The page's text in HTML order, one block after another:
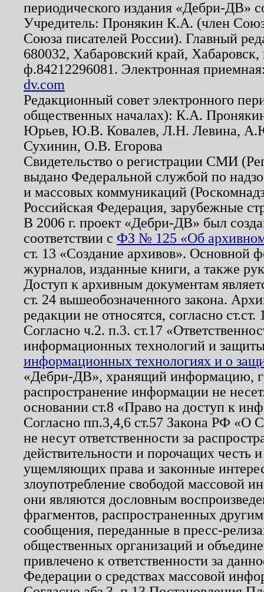
периодического издания «Дебри-ДВ»
Учредитель: Пронякин К.А. (член
Союза писателей России). Главный
680032, Хабаровский край,
ф.84212296081. Электронная
dv.com
Редакционный совет электронного
общественных началах): К.А.
Юрьев, Ю.В. Ковалев, Л.Н. Левина,
Сухинин, О.В. Егорова
Свидетельство о регистрации СМИ
выдано Федеральной службой по
и массовых коммуникаций
Российская Федерация, зарубежные
В 2006 г. проект «Дебри-ДВ» был
соответствии с ФЗ № 125 «Об
ст. 13 «Создание архивов». Основной
журналов, изданные книги, а также
Доступ к архивным документам
ст. 24 вышеобозначенного закона.
редакции не относятся, согласно
Согласно ч.2. п.3. ст.17
информационных технологий и
информационных технологиях и о
«Дебри-ДВ», хранящий информацию,
распространение информации не
основании ст.8 «Право на доступ к
Согласно пп.3,4,6 ст.57 Закона РФ «О
не несут ответственности за
действительности и порочащих честь
ущемляющих права и законные
злоупотребление свободой массовой
они являются дословным
фрагментов, распространенных
сообщения, переданные в пресс-
общественных организаций и
привлечено к ответственности за
Федерации о средствах массовой